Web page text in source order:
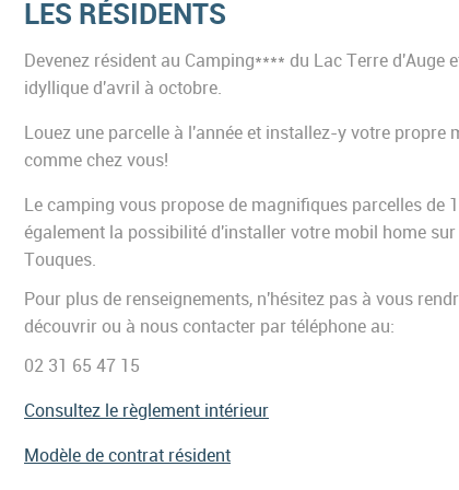
LES RÉSIDENTS
Devenez résident au Camping**** du Lac Terre d'Auge
idyllique d'avril à octobre.
Louez une parcelle à l'année et installez-y votre propre
comme chez vous!
Le camping vous propose de magnifiques parcelles de
également la possibilité d'installer votre mobil home
Touques.
Pour plus de renseignements, n'hésitez pas à vous
découvrir ou à nous contacter par téléphone au:
02 31 65 47 15
Consultez le règlement intérieur
Modèle de contrat résident